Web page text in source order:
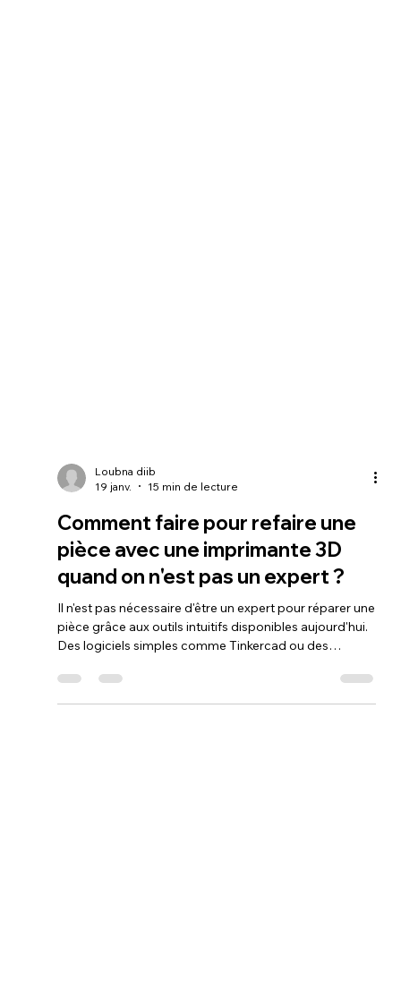
19 janv.
15 min de lecture
Comment faire pour refaire une
pièce avec une imprimante 3D
quand on n'est pas un expert ?
Il n'est pas nécessaire d'être un expert pour réparer une